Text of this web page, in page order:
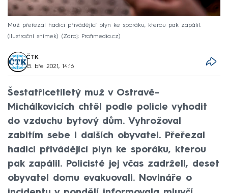
Muž přeřezal hadici přivádějící plyn ke sporáku, kterou pak zapálil.
(Ilustrační snímek)
Zdroj: Profimedia.cz
ČTK
15. bře 2021, 14:16
Šestatřicetiletý muž v Ostravě-
Michálkovicích chtěl podle policie vyhodit
do vzduchu bytový dům. Vyhrožoval
zabitím sebe i dalších obyvatel. Přeřezal
hadici přivádějící plyn ke sporáku, kterou
pak zapálil. Policisté jej včas zadrželi, deset
obyvatel domu evakuovali. Novináře o